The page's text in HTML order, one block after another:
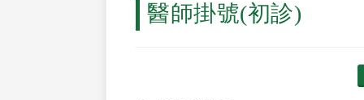
醫師掛號(初診)